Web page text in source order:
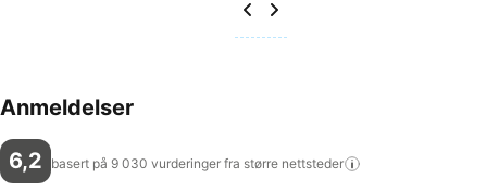
Anmeldelser
6,2 basert på 9 030 vurderinger fra større nettsteder